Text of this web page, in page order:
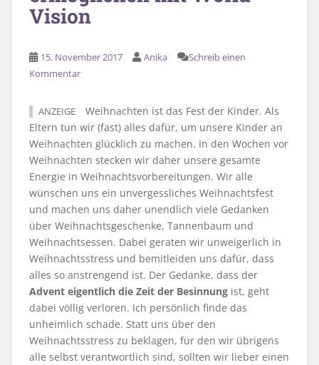
Vision
15. November 2017 Anika
Schreib einen
Kommentar
ANZEIGE
Weihnachten ist das Fest der Kinder. Als
Eltern tun wir (fast) alles dafür, um unsere Kinder an
Weihnachten glücklich zu machen. In den Wochen vor
Weihnachten stecken wir daher unsere gesamte
Energie in Weihnachtsvorbereitungen. Wir alle
wünschen uns ein unvergessliches Weihnachtsfest
und machen uns daher unendlich viele Gedanken
über Weihnachtsgeschenke, Tannenbaum und
Weihnachtsessen. Dabei geraten wir unweigerlich in
Weihnachtsstress und bemitleiden uns dafür, dass
alles so anstrengend ist. Der Gedanke, dass der
Advent eigentlich die Zeit der Besinnung ist, geht
dabei völlig verloren. Ich persönlich finde das
unheimlich schade. Statt uns über den
Weihnachtsstress zu beklagen, für den wir übrigens
alle selbst verantwortlich sind, sollten wir lieber einen